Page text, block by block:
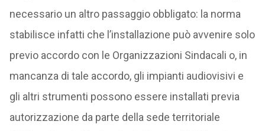
necessario un altro passaggio obbligato: la norma
stabilisce infatti che l’installazione può avvenire solo
previo accordo con le Organizzazioni Sindacali o, in
mancanza di tale accordo, gli impianti audiovisivi e
gli altri strumenti possono essere installati previa
autorizzazione da parte della sede territoriale